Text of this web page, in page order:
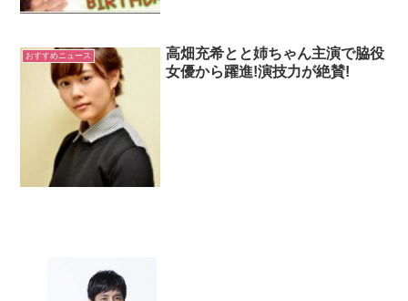
おすすめニュース
高畑充希とと姉ちゃん主演で脇役
女優から躍進!演技力が絶賛!